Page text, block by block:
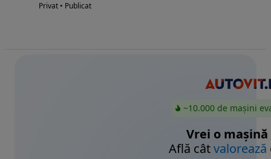
Privat • Publicat
~10.000 de mașini
Vrei o mașină
Află câtvalorează